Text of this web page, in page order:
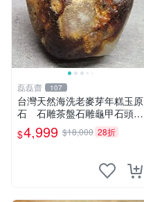
磊磊齋 107
台灣天然海洗老麥芽年糕玉原
石 石雕茶盤石雕龜甲石頭臺
灣藍寶東玉東海岸心臟石黑年
糕玉血絲血絲玉髓秀姑玉鳳梨
$4,999 $18,000 28折